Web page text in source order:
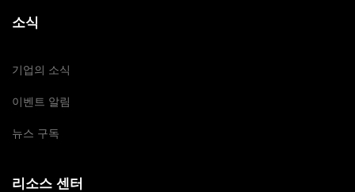
소식
기업의 소식
이벤트 알림
뉴스 구독
리소스 센터